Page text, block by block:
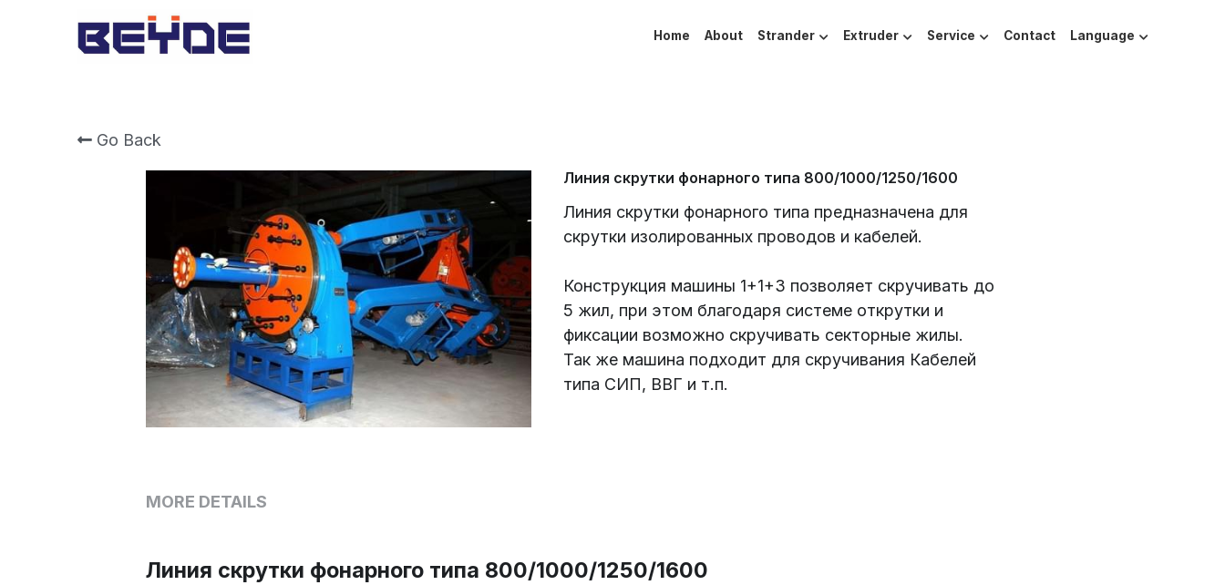
Home About Strander Extruder Service Contact Language
Go Back
Линия скрутки фонарного типа 800/1000/1250/1600
Линия скрутки фонарного типа предназначена для
скрутки изолированных проводов и кабелей.
Конструкция машины 1+1+3 позволяет скручивать до
5 жил, при этом благодаря системе открутки и
фиксации возможно скручивать секторные жилы.
Так же машина подходит для скручивания Кабелей
типа СИП, ВВГ и т.п.
MORE DETAILS
Линия скрутки фонарного типа 800/1000/1250/1600